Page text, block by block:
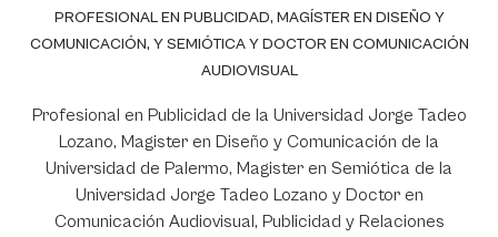
PROFESIONAL EN PUBLICIDAD, MAGÍSTER EN DISEÑO Y
COMUNICACIÓN, Y SEMIÓTICA Y DOCTOR EN COMUNICACIÓN
AUDIOVISUAL
Profesional en Publicidad de la Universidad Jorge Tadeo
Lozano, Magister en Diseño y Comunicación de la
Universidad de Palermo, Magister en Semiótica de la
Universidad Jorge Tadeo Lozano y Doctor en
Comunicación Audiovisual, Publicidad y Relaciones